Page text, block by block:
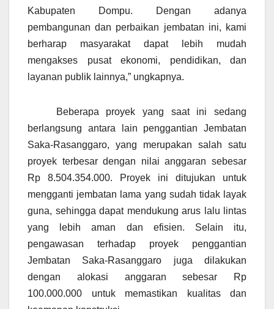
Kabupaten Dompu. Dengan adanya
pembangunan dan perbaikan jembatan ini, kami
berharap masyarakat dapat lebih mudah
mengakses pusat ekonomi, pendidikan, dan
layanan publik lainnya,” ungkapnya.
Beberapa proyek yang saat ini sedang
berlangsung antara lain penggantian Jembatan
Saka-Rasanggaro, yang merupakan salah satu
proyek terbesar dengan nilai anggaran sebesar
Rp 8.504.354.000. Proyek ini ditujukan untuk
mengganti jembatan lama yang sudah tidak layak
guna, sehingga dapat mendukung arus lalu lintas
yang lebih aman dan efisien. Selain itu,
pengawasan terhadap proyek penggantian
Jembatan Saka-Rasanggaro juga dilakukan
dengan alokasi anggaran sebesar Rp
100.000.000 untuk memastikan kualitas dan